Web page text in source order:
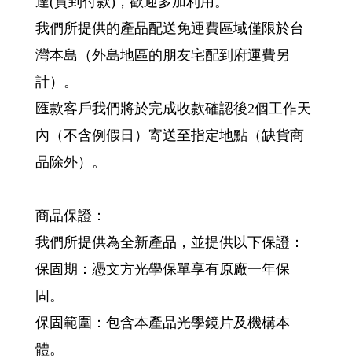
我們所提供的產品配送免運費區域僅限於台
灣本島（外島地區的朋友宅配到府運費另
計）。
匯款客戶我們將於完成收款確認後2個工作天
內（不含例假日）寄送至指定地點（缺貨商
品除外）。
商品保證：
我們所提供為全新產品，並提供以下保證：
保固期：憑文方光學保單享有原廠一年保
固。
保固範圍：包含本產品光學鏡片及機構本
體。